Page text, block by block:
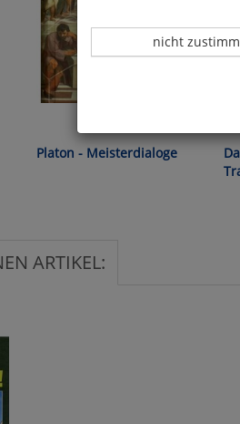
Platon - Meisterdialoge
ARTIKEL:
nicht
Cookies ablehnen, wird
fortgeführt. Bitte
nicht mehr alle